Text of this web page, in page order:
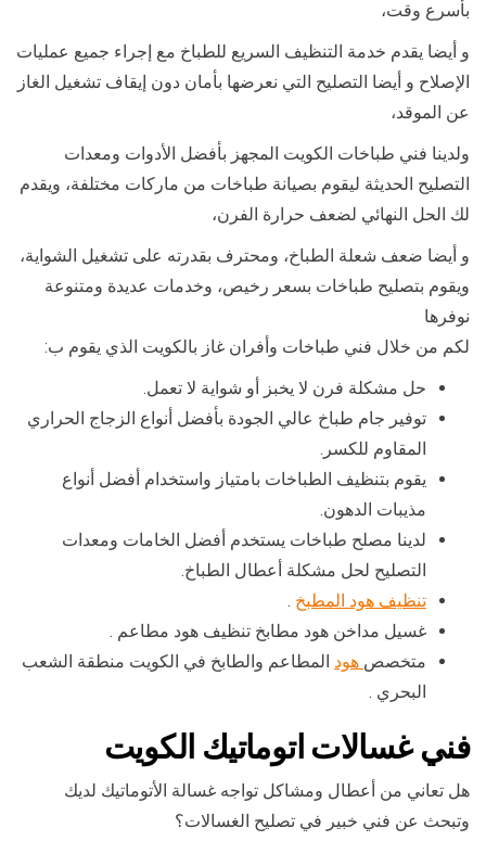
بأسرع وقت،
و أيضا يقدم خدمة التنظيف السريع للطباخ مع إجراء جميع عمليات
الإصلاح و أيضا التصليح التي نعرضها بأمان دون إيقاف تشغيل الغاز
عن الموقد،
ولدينا فني طباخات الكويت المجهز بأفضل الأدوات ومعدات
التصليح الحديثة ليقوم بصيانة طباخات من ماركات مختلفة، ويقدم
لك الحل النهائي لضعف حرارة الفرن،
و أيضا ضعف شعلة الطباخ، ومحترف بقدرته على تشغيل الشواية،
ويقوم بتصليح طباخات بسعر رخيص، وخدمات عديدة ومتنوعة
نوفرها
لكم من خلال فني طباخات وأفران غاز بالكويت الذي يقوم ب:
حل مشكلة فرن لا يخبز أو شواية لا تعمل.
توفير جام طباخ عالي الجودة بأفضل أنواع الزجاج الحراري
المقاوم للكسر.
يقوم بتنظيف الطباخات بامتياز واستخدام أفضل أنواع
مذيبات الدهون.
لدينا مصلح طباخات يستخدم أفضل الخامات ومعدات
التصليح لحل مشكلة أعطال الطباخ.
تنظيف هود المطبخ .
غسيل مداخن هود مطابخ تنظيف هود مطاعم .
متخصص هود المطاعم والطابخ في الكويت منطقة الشعب
البحري .
فني غسالات اتوماتيك الكويت
هل تعاني من أعطال ومشاكل تواجه غسالة الأتوماتيك لديك
وتبحث عن فني خبير في تصليح الغسالات؟